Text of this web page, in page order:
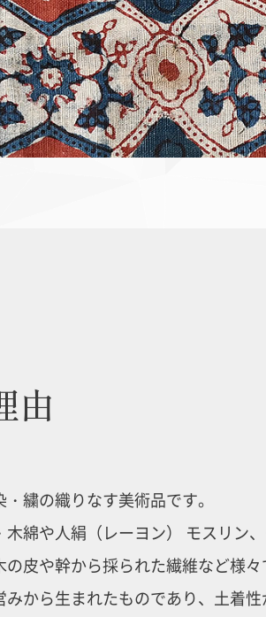
インド更紗
由
繍の織りなす美術品です。
木綿や人絹（レーヨン） モスリン
皮や幹から採られた繊維など様々
みから生まれたものであり、土着